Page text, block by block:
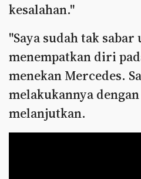
kesalahan."
"Saya sudah tak
menempatkan diri
menekan Mercedes.
melakukannya
melanjutkan.